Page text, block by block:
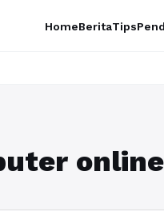
HomeBeritaTips
online